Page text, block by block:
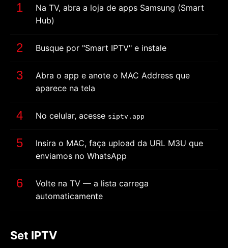
Na TV, abra a loja de apps Samsung (Smart
Hub)
Busque por "Smart IPTV" e instale
Abra o app e anote o MAC Address que
aparece na tela
No celular, acesse siptv.app
Insira o MAC, faça upload da URL M3U que
enviamos no WhatsApp
Volte na TV — a lista carrega
automaticamente
Set IPTV